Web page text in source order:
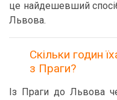
це найдешевший
Львова.
Скільки годин
з Праги?
Із Праги до Львова